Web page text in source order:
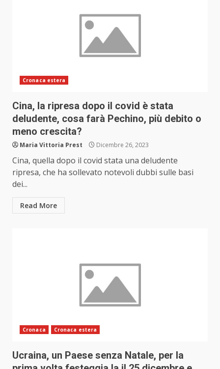
Cronaca estera
Cina, la ripresa dopo il covid è stata
deludente, cosa farà Pechino, più debito o
meno crescita?
Maria Vittoria Prest Dicembre 26, 2023
Cina, quella dopo il covid stata una deludente
ripresa, che ha sollevato notevoli dubbi sulle basi
dei...
Read More
Cronaca Cronaca estera
Ucraina, un Paese senza Natale, per la